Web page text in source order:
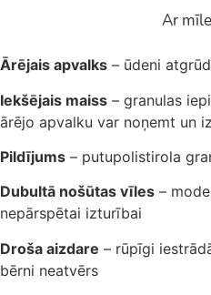
Ar
Ārējais apvalks – ūdeni
Iekšējais maiss – granulas
ārējo apvalku var noņemt un
Pildījums – putupolistirola
Dubultā nošūtas vīles –
nepārspētai izturībai
Droša aizdare – rūpīgi
bērni neatvērs